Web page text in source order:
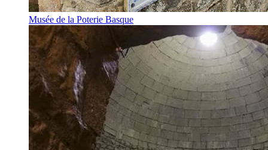
Musée de la Poterie Basque